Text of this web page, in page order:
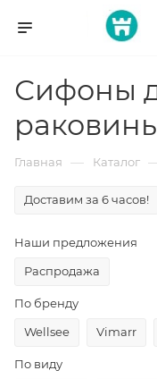
Сифоны
Главная — Каталог
Доставим за 6 часов!
Наши предложения
Распродажа
По бренду
Wellsee
Vimarr
По виду